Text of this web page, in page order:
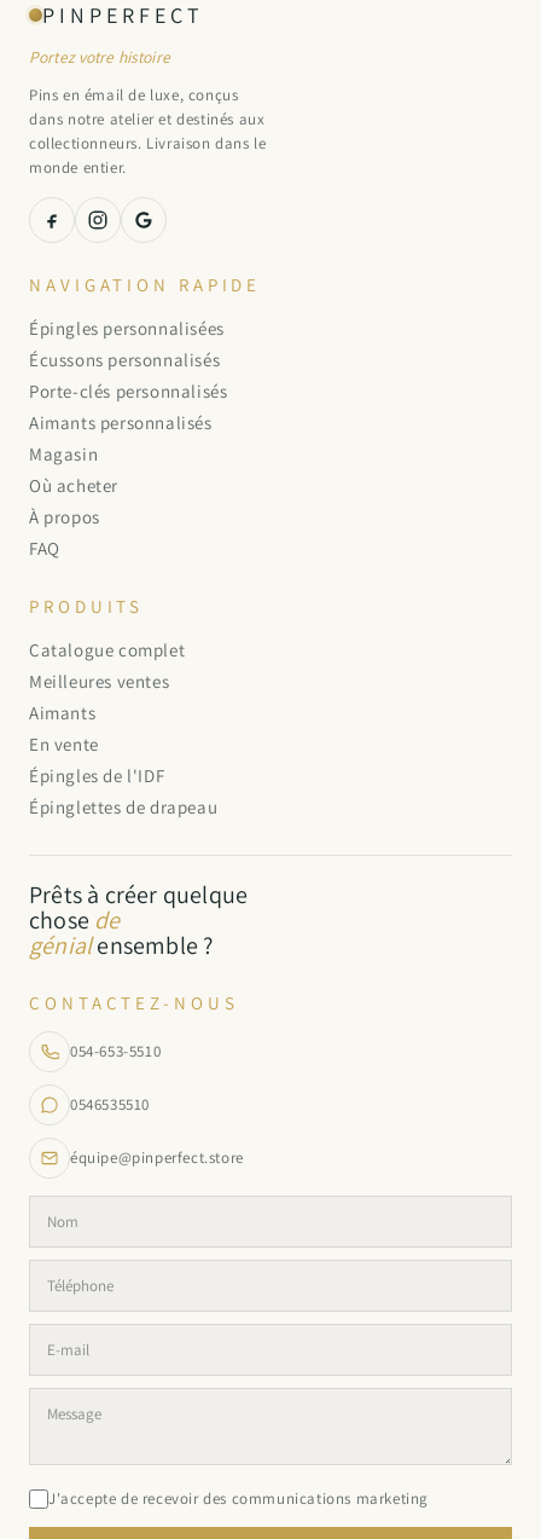
PINPERFECT
Portez votre histoire
Pins en émail de luxe, conçus
dans notre atelier et destinés aux
collectionneurs. Livraison dans le
monde entier.
NAVIGATION RAPIDE
Épingles personnalisées
Écussons personnalisés
Porte-clés personnalisés
Aimants personnalisés
Magasin
Où acheter
À propos
FAQ
PRODUITS
Catalogue complet
Meilleures ventes
Aimants
En vente
Épingles de l'IDF
Épinglettes de drapeau
Prêts à créer quelque
chose de
génialensemble ?
CONTACTEZ-NOUS
054-653-5510
0546535510
équipe@pinperfect.store
J'accepte de recevoir des communications marketing